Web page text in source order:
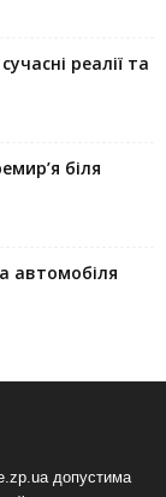
реалії та
біля
автомобіля
допустима